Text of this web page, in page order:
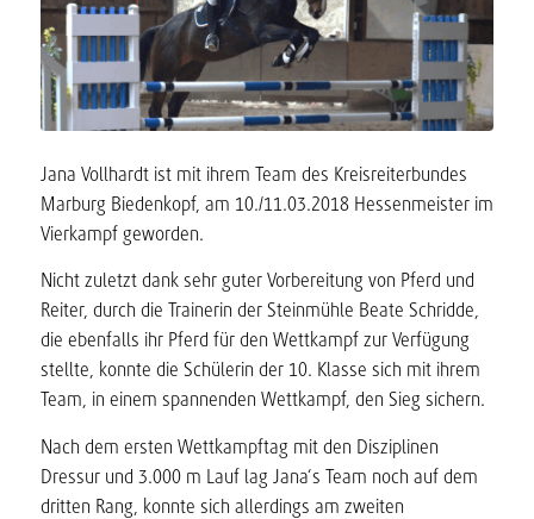
Jana Vollhardt ist mit ihrem Team des Kreisreiterbundes
Marburg Biedenkopf, am 10./11.03.2018 Hessenmeister im
Vierkampf geworden.
Nicht zuletzt dank sehr guter Vorbereitung von Pferd und
Reiter, durch die Trainerin der Steinmühle Beate Schridde,
die ebenfalls ihr Pferd für den Wettkampf zur Verfügung
stellte, konnte die Schülerin der 10. Klasse sich mit ihrem
Team, in einem spannenden Wettkampf, den Sieg sichern.
Nach dem ersten Wettkampftag mit den Disziplinen
Dressur und 3.000 m Lauf lag Jana‘s Team noch auf dem
dritten Rang, konnte sich allerdings am zweiten